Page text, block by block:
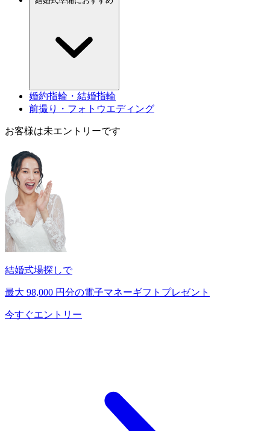
婚約指輪・結婚指輪
前撮り・フォトウエディング
お客様は未エントリーです
結婚式場探しで
最大 98,000 円分の電子マネーギフトプレゼント
今すぐエントリー